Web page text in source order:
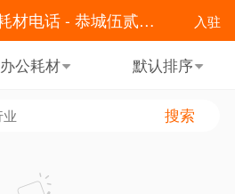
入驻
桂林市办公耗材电话 - 恭城伍贰零便民
办公耗材 默认排序
搜索